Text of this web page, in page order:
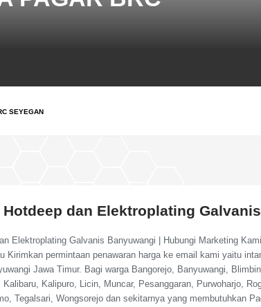
SEYEGAN
dan Elektroplating
Elektroplating Galvanis Banyuwangi | Hubungi Marketing
Kirimkan permintaan penawaran harga ke email kami yaitu
Jawa Timur. Bagi warga Bangorejo, Banyuwangi,
Kalipuro, Licin, Muncar, Pesanggaran, Purwoharjo,
Tegalsari, Wongsorejo dan sekitarnya yang membutuhkan